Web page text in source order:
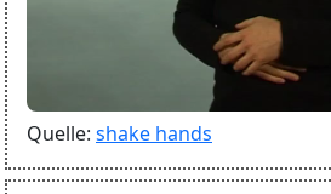
Quelle: shake hands